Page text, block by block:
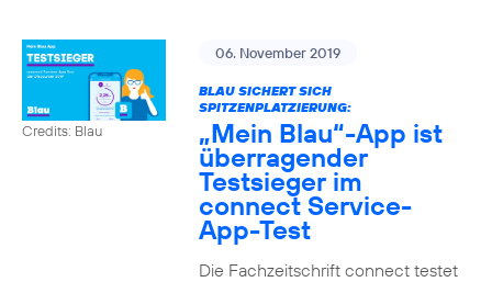
Credits: Blau
06. November 2019
BLAU SICHERT SICH
SPITZENPLATZIERUNG:
„Mein Blau“-App ist
überragender
Testsieger im
connect Service-
App-Test
Die Fachzeitschrift connect testet